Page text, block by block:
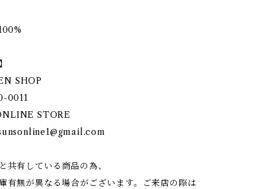
SHOP
0011
STORE
共有している商品の為、
有無が異なる場合がございます。ご来店の際は